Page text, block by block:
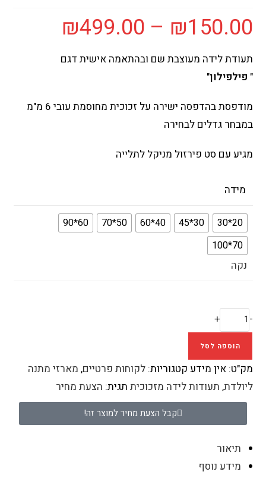
₪150.00
–
₪499.00
תעודת לידה מעוצבת שם ובהתאמה אישית דגם
" פילפילון"
מודפסת בהדפסה ישירה על זכוכית מחוסמת עובי 6 מ"מ
במבחר גדלים לבחירה
מגיע עם סט פירזול מניקל לתלייה
מידה
20*30
30*45
40*60
50*70
60*90
70*100
נקה
-
+
הוספה לסל
מק"ט:אין מידע קטגוריות:לקוחות פרטיים, מארזי מתנה
ליולדת, תעודות לידה מזכוכית תגית: הצעת מחיר
קבל הצעת מחיר למוצר זה!
תיאור
מידע נוסף